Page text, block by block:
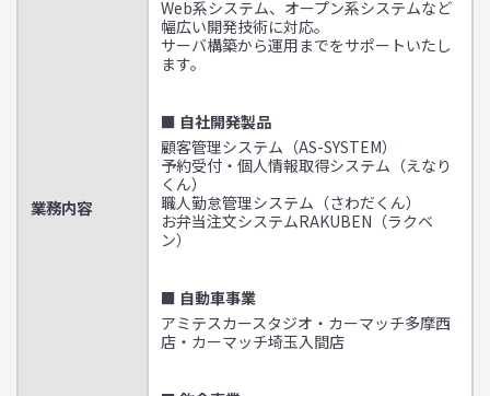
業務内容
Web系システム、オープン系システムなど
幅広い開発技術に対応。
サーバ構築から運用までをサポートいたし
ます。
■ 自社開発製品
顧客管理システム（AS-SYSTEM）
予約受付・個人情報取得システム（えなり
くん）
職人勤怠管理システム（さわだくん）
お弁当注文システムRAKUBEN（ラクベ
ン）
■ 自動車事業
アミテスカースタジオ・カーマッチ多摩西
店・カーマッチ埼玉入間店